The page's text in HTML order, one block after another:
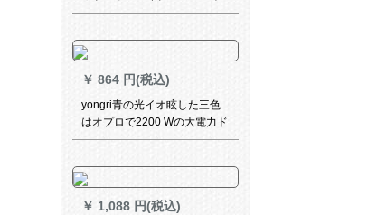
学生のリトルヤーンは、ブラ
ント】
￥ 864 円(税込)
yongri青の光イオ眩した三色
はオプロで2200 Wの大電力ド
ライヤ家庭用ドライヤファミ
门ドライヤ
￥ 1,088 円(税込)